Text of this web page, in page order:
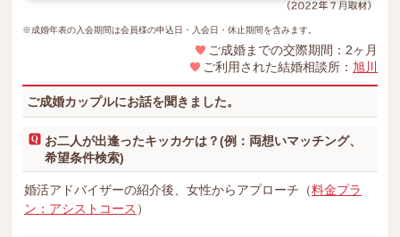
※成婚年表の入会期間は会員様の申込日・入会日・休止期間を含みます。
ご成婚までの交際期間：2ヶ月
ご利用された結婚相談所： 旭川
ご成婚カップルにお話を聞きました。
お二人が出逢ったキッカケは？(例：両想いマッチング、
希望条件検索)
婚活アドバイザーの紹介後、女性からアプローチ（料金プラ
ン：アシストコース ）